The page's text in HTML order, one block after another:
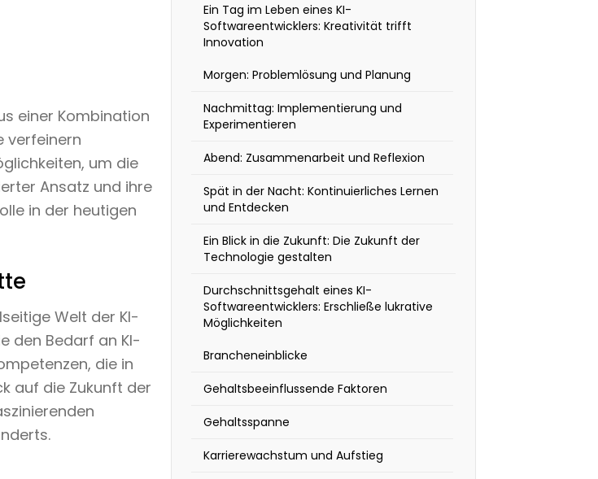
einer Kombination
verfeinern
um die
Ansatz und ihre
in der heutigen
Welt der KI-
den Bedarf an KI-
die in
auf die Zukunft der
Ein Tag im Leben eines KI-
Softwareentwicklers: Kreativität trifft
Innovation
Morgen: Problemlösung und Planung
Nachmittag: Implementierung und
Experimentieren
Abend: Zusammenarbeit und Reflexion
Spät in der Nacht: Kontinuierliches Lernen
und Entdecken
Ein Blick in die Zukunft: Die Zukunft der
Technologie gestalten
Durchschnittsgehalt eines KI-
Softwareentwicklers: Erschließe lukrative
Möglichkeiten
Brancheneinblicke
Gehaltsbeeinflussende Faktoren
Gehaltsspanne
Karrierewachstum und Aufstieg